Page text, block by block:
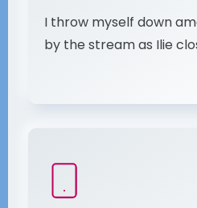
I throw myself down
by the stream as Ilie